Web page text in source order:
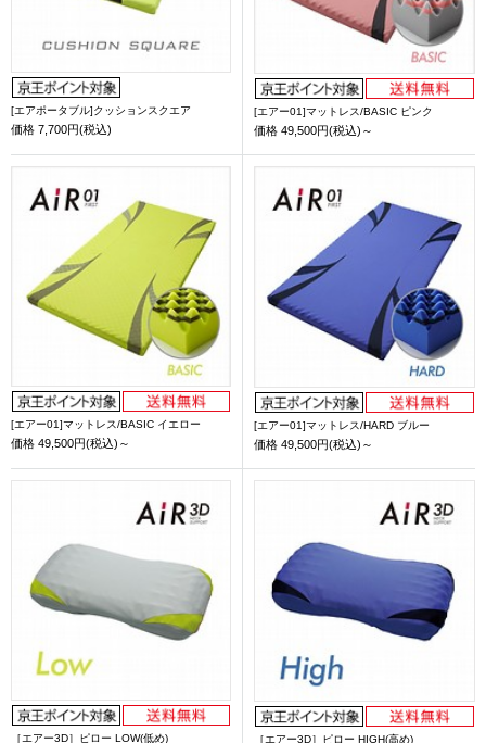
[エアポータブル]クッションスクエア
価格 7,700円(税込)
[エアー01]マットレス/BASIC ピンク
価格 49,500円(税込)～
[エアー01]マットレス/BASIC イエロー
価格 49,500円(税込)～
[エアー01]マットレス/HARD ブルー
価格 49,500円(税込)～
［エアー3D］ピロー LOW(低め) ［エアー3D］ピロー HIGH(高め)